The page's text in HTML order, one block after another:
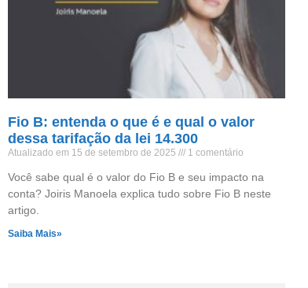
Fio B: entenda o que é e qual o valor
dessa tarifação da lei 14.300
Atualizado em 15 de setembro de 2025 1 comentário
Você sabe qual é o valor do Fio B e seu impacto na
conta? Joiris Manoela explica tudo sobre Fio B neste
artigo.
Saiba Mais»